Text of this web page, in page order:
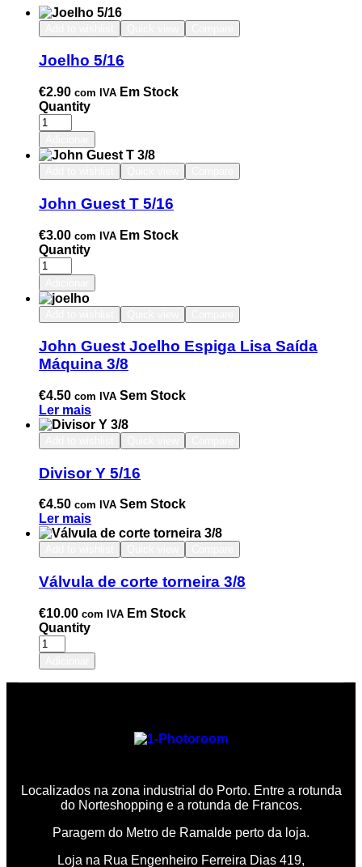
Joelho 5/16
€2.90 com IVA Em Stock
Quantity
John Guest T 5/16
€3.00 com IVA Em Stock
Quantity
John Guest Joelho Espiga Lisa Saída
Máquina 3/8
€4.50 com IVA Sem Stock
Ler mais
Divisor Y 5/16
€4.50 com IVA Sem Stock
Ler mais
Válvula de corte torneira 3/8
€10.00 com IVA Em Stock
Quantity
Localizados na zona industrial do Porto. Entre a rotunda
do Norteshopping e a rotunda de Francos.
Paragem do Metro de Ramalde perto da loja.
Loja na Rua Engenheiro Ferreira Dias 419,